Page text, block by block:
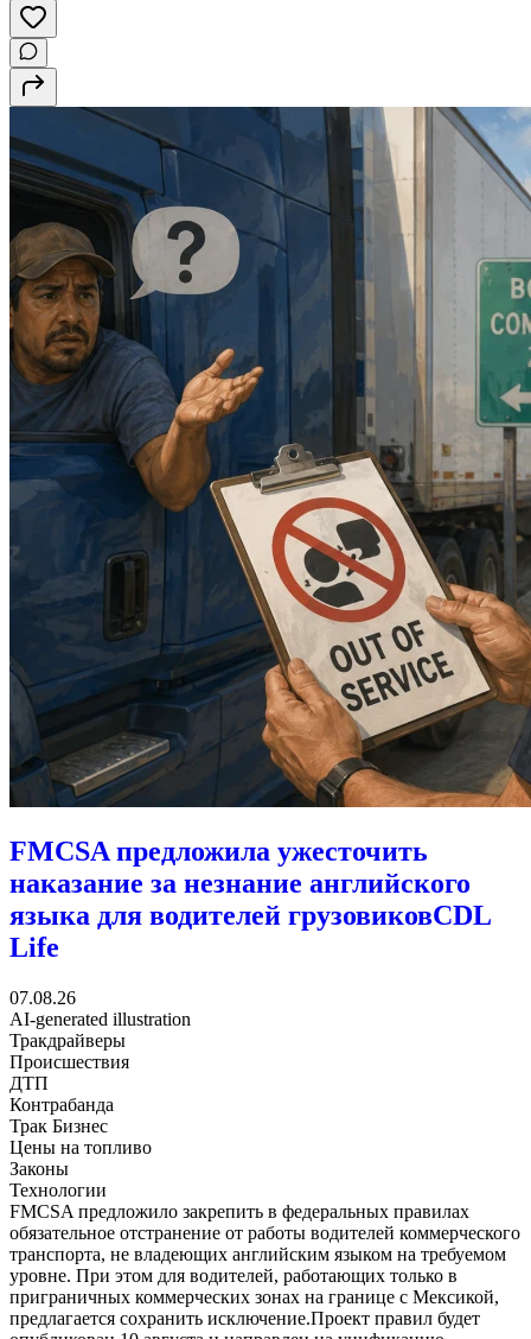
FMCSA предложила ужесточить
наказание за незнание английского
языка для водителей грузовиковCDL
Life
07.08.26
AI-generated illustration
Тракдрайверы
Происшествия
ДТП
Контрабанда
Трак Бизнес
Цены на топливо
Законы
Технологии
FMCSA предложило закрепить в федеральных правилах
обязательное отстранение от работы водителей коммерческого
транспорта, не владеющих английским языком на требуемом
уровне. При этом для водителей, работающих только в
приграничных коммерческих зонах на границе с Мексикой,
предлагается сохранить исключение.Проект правил будет